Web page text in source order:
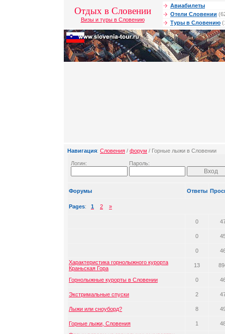
Отдых в Словении
Визы и туры в Словению
Авиабилеты
Отели Словении
Туры в Словению
Навигация: Словения / форум / Горные лыжи в Словении
Логин: Пароль:
Форумы Ответы
Pages: 1 2 »
0
0
0
Характеристика горнолыжного курорта
Краньская Гора
13
Горнолыжные курорты в Словении 0
Экстримальные спуски 2
Лыжи или сноуборд? 8
Горные лыжи, Словения 1